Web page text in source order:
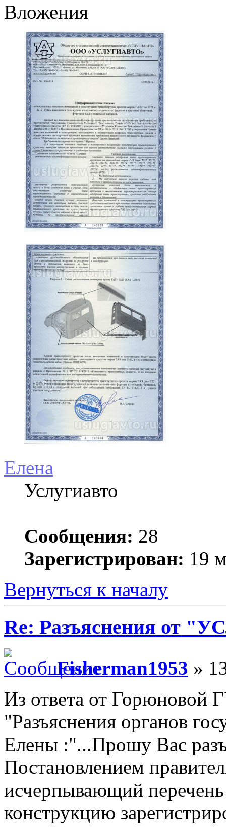
Вложения
Елена
Услугиавто
Сообщения: 28
Зарегистрирован: 19
Вернуться к началу
Re: Разъяснения от
Fisherman1953 »
Из ответа от
"Разъяснения органов
Елены :"...Прошу Вас
Постановлением
исчерпывающий
конструкцию